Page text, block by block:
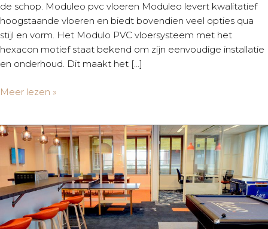
de schop. Moduleo pvc vloeren Moduleo levert kwalitatief
hoogstaande vloeren en biedt bovendien veel opties qua
stijl en vorm. Het Modulo PVC vloersysteem met het
hexacon motief staat bekend om zijn eenvoudige installatie
en onderhoud. Dit maakt het […]
Meer lezen »
NIEUW
INTERIEUR
VOOR
HERO